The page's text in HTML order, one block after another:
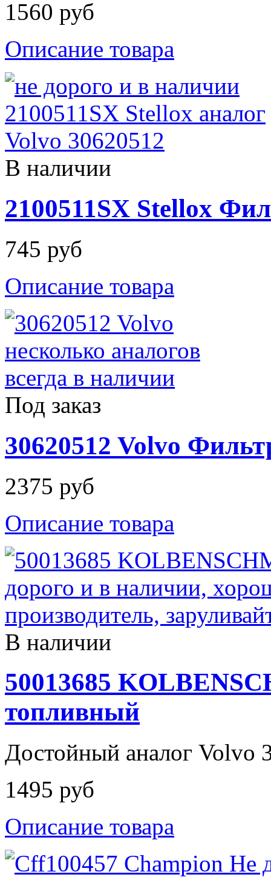
1560 руб
Описание товара
В наличии
2100511SX Stellox
745 руб
Описание товара
Под заказ
30620512 Volvo
2375 руб
Описание товара
В наличии
50013685
топливный
Достойный аналог Volvo
1495 руб
Описание товара